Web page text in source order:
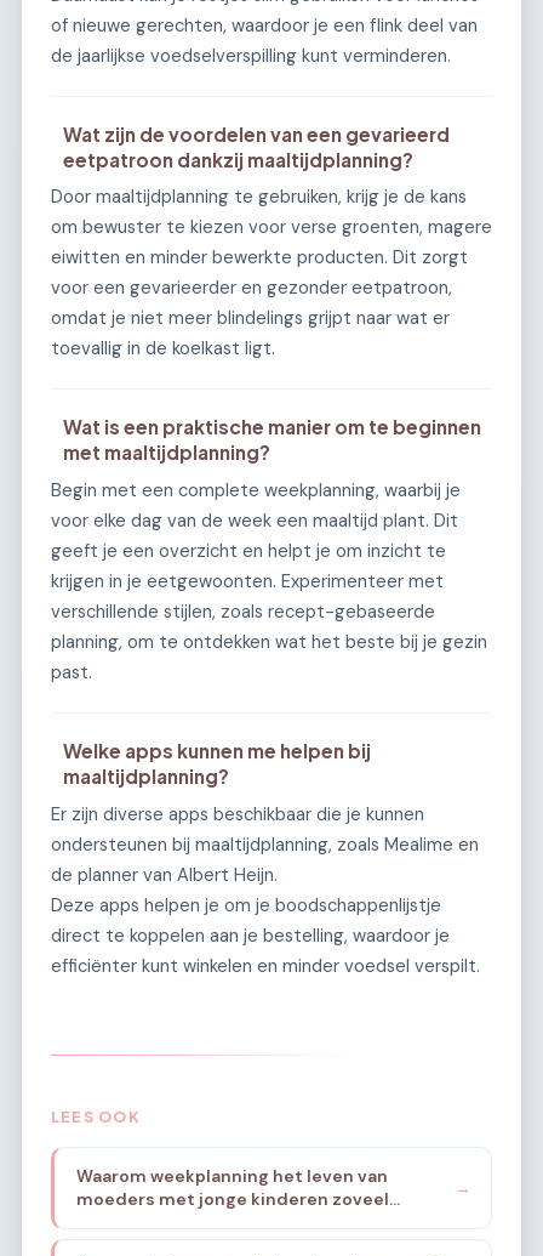
of nieuwe gerechten, waardoor je een flink deel van
de jaarlijkse voedselverspilling kunt verminderen.
Wat zijn de voordelen van een gevarieerd
eetpatroon dankzij maaltijdplanning?
Door maaltijdplanning te gebruiken, krijg je de kans
om bewuster te kiezen voor verse groenten, magere
eiwitten en minder bewerkte producten. Dit zorgt
voor een gevarieerder en gezonder eetpatroon,
omdat je niet meer blindelings grijpt naar wat er
toevallig in de koelkast ligt.
Wat is een praktische manier om te beginnen
met maaltijdplanning?
Begin met een complete weekplanning, waarbij je
voor elke dag van de week een maaltijd plant. Dit
geeft je een overzicht en helpt je om inzicht te
krijgen in je eetgewoonten. Experimenteer met
verschillende stijlen, zoals recept-gebaseerde
planning, om te ontdekken wat het beste bij je gezin
past.
Welke apps kunnen me helpen bij
maaltijdplanning?
Er zijn diverse apps beschikbaar die je kunnen
ondersteunen bij maaltijdplanning, zoals Mealime en
de planner van Albert Heijn.
Deze apps helpen je om je boodschappenlijstje
direct te koppelen aan je bestelling, waardoor je
efficiënter kunt winkelen en minder voedsel verspilt.
LEES OOK
Waarom weekplanning het leven van
moeders met jonge kinderen zoveel
→